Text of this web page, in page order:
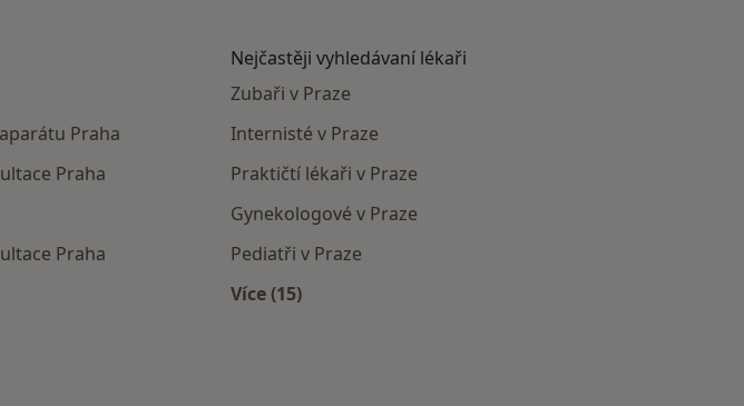
Praha
Praha
Praha
Nejčastěji vyhledávaní lékaři
Zubaři v Praze
Internisté v Praze
Praktičtí lékaři v Praze
Gynekologové v Praze
Pediatři v Praze
Více (15)